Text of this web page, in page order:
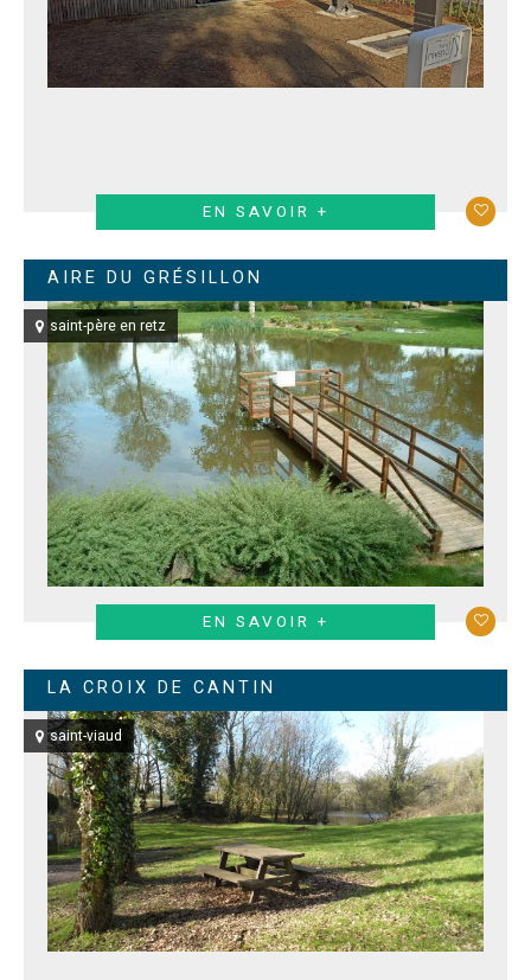
EN SAVOIR +
AIRE DU GRÉSILLON
saint-père en retz
EN SAVOIR +
LA CROIX DE CANTIN
saint-viaud